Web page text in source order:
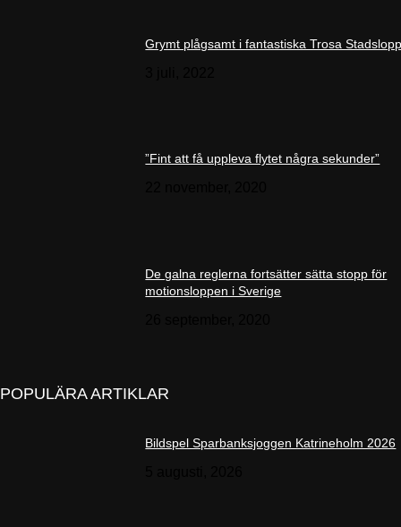
Grymt plågsamt i fantastiska Trosa
”Fint att få uppleva flytet några sekunder”
De galna reglerna fortsätter sätta stopp för
motionsloppen i Sverige
POPULÄRA ARTIKLAR
Bildspel Sparbanksjoggen Katrineholm 2026